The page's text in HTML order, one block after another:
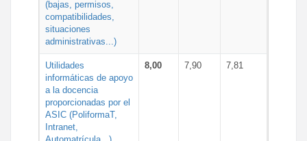
(bajas, permisos,
compatibilidades,
situaciones
administrativas...)
Utilidades
informáticas de apoyo
a la docencia
proporcionadas por el
ASIC (PoliformaT,
Intranet,
Automatrícula...)
8,00 7,90 7,81